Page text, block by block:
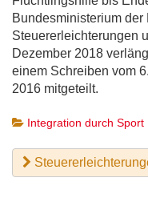
Bundesministerium
Steuererleichterungen
Dezember 2018
einem Schreiben vom
2016 mitgeteilt.
Integration durch Sport